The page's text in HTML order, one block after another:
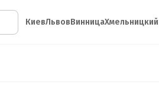
КиевЛьвовВинницаХмельницкий